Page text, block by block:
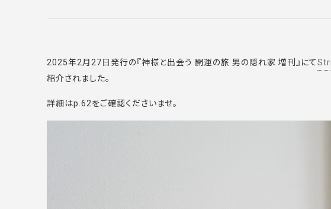
2025年2月27日発行の『神様と出会う 開運の旅 男の隠れ家 増刊』にて
紹介されました。
詳細はp.62をご確認くださいませ。